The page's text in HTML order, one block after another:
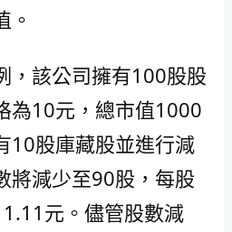
。
，該公司擁有100股股
為10元，總市值1000
10股庫藏股並進行減
將減少至90股，每股
元。儘管股數減